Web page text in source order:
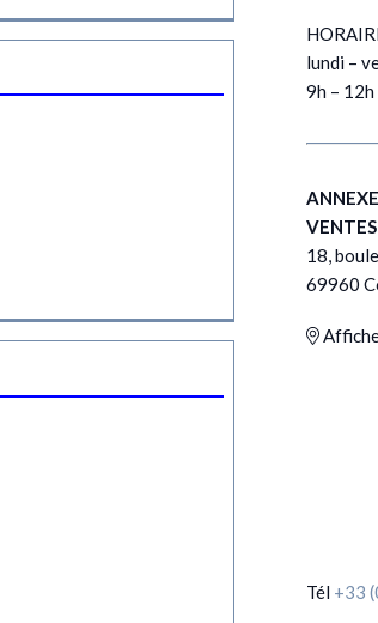
lundi –
9h –
VENTES
18,
69960
Tél +33